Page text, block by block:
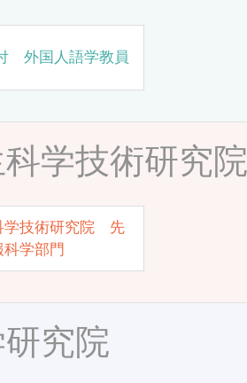
外国人語学教員
学技術研究
学技術研究院 先
科学部門
究院